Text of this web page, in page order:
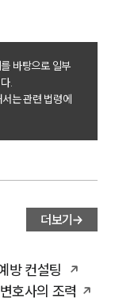
바탕으로 일부
.
는 관련 법령에
더보기
방 컨설팅
호사의 조력